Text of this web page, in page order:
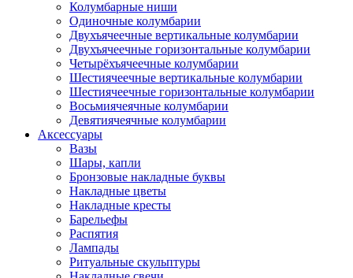
Колумбарные ниши
Одиночные колумбарии
Двухъячеечные вертикальные колумбарии
Двухъячеечные горизонтальные колумбарии
Четырёхъячеечные колумбарии
Шестиячеечные вертикальные колумбарии
Шестиячеечные горизонтальные колумбарии
Восьмиячеячные колумбарии
Девятиячеячные колумбарии
Аксессуары
Вазы
Шары, капли
Бронзовые накладные буквы
Накладные цветы
Накладные кресты
Барельефы
Распятия
Лампады
Ритуальные скульптуры